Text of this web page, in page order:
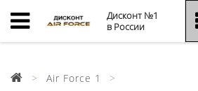
Дисконт №1
в России
Air Force 1